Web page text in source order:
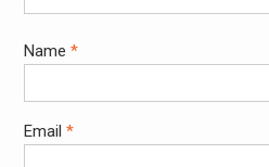
Name *
Email *